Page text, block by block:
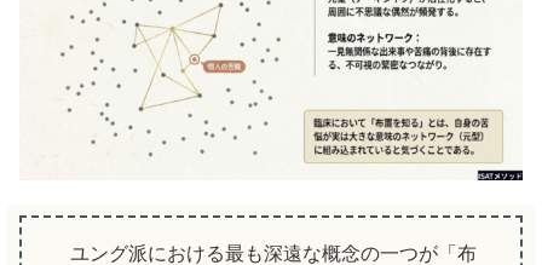
ユング派における最も深遠な概念の一つが「布